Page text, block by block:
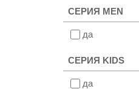
СЕРИЯ MEN
да
СЕРИЯ KIDS
да